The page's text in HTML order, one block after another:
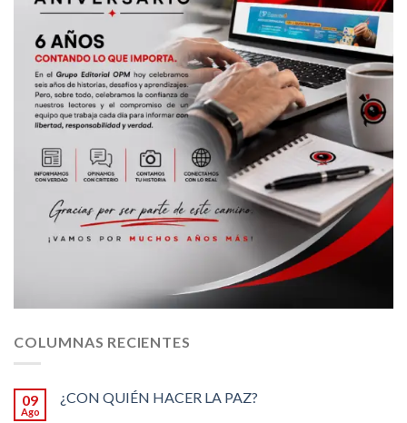
COLUMNAS RECIENTES
09
Ago
¿CON QUIÉN HACER LA PAZ?